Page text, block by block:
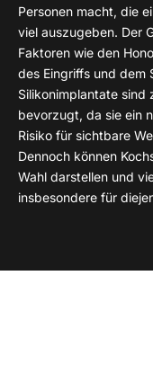
Personen macht, die
viel auszugeben. Der
Faktoren wie den
des Eingriffs und dem
Silikonimplantate sind
bevorzugt, da sie ein
Risiko für sichtbare
Dennoch können
Wahl darstellen und
insbesondere für